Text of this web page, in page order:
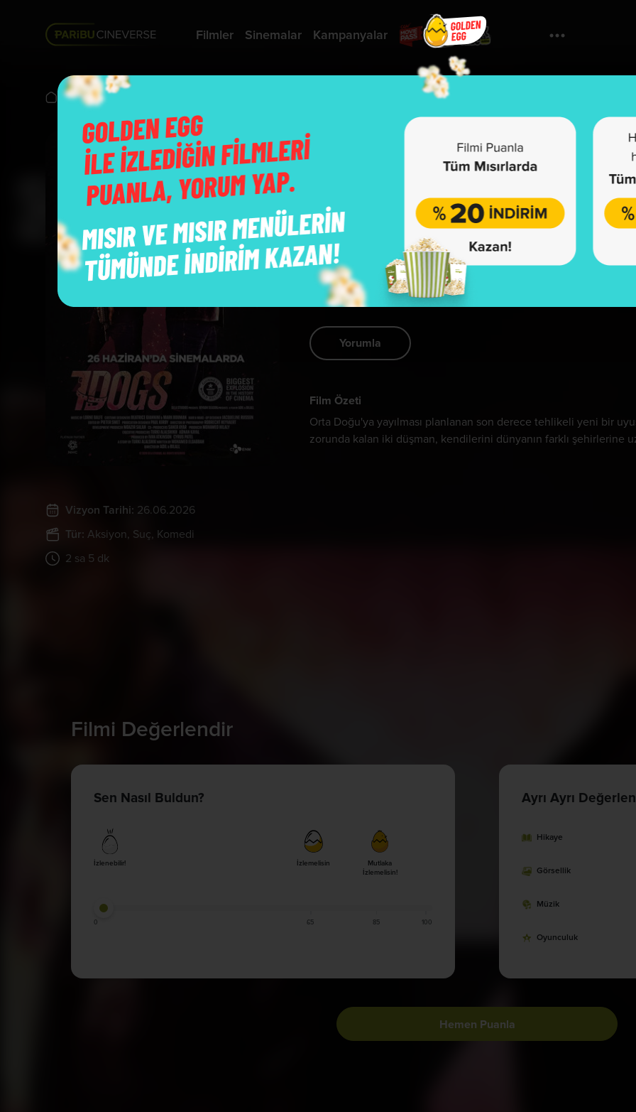
Filmler Sinemalar Kampanyalar
Vizyonda
Vizyon Tarihi: 26.06.2026
Tür: Aksiyon, Suç, Komedi
2 sa 5 dk
Bu film henüz sınıflandırılmamıştır.
Yönetmen:
Bilall Fallah, Adil El Arbi
Oyuncular:Ahmed Ezz, Monica Bellucci, Karim Abdel Aziz
Yorumla
Film Özeti
Orta Doğu'ya yayılması planlanan son derece tehlikeli yeni bir
zorunda kalan iki düşman, kendilerini dünyanın farklı şehirlerine
Filmi Değerlendir
Sen Nasıl Buldun?
İzlenebilir! İzlemelisin
Mutlaka
İzlemelisin!
0 65 85 100
Ayrı Ayrı
Hikaye
Görsellik
Müzik
Oyunculuk
Hemen Puanla